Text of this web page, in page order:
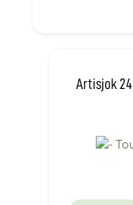
Artisjok